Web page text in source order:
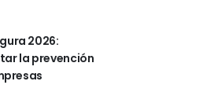
2026:
la prevención